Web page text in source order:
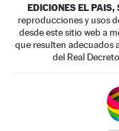
EDICIONES EL PAIS,
reproducciones y usos
desde este sitio web a
que resulten adecuados
del Real